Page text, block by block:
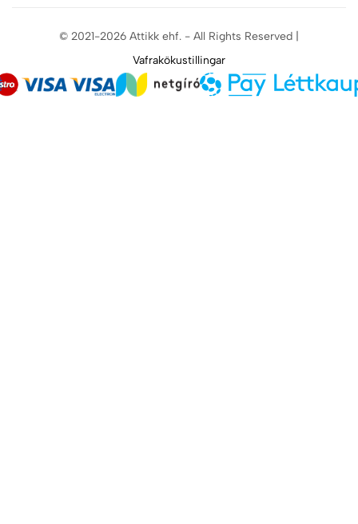
© 2021-2026 Attikk ehf. - All Rights Reserved |
Vafrakökustillingar